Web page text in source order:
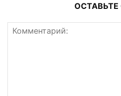
ОСТАВЬТЕ